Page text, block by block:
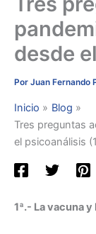
desde
Por Juan Fernando
Inicio
Blog
Tres preguntas
el psicoanálisis
1ª.- La vacuna